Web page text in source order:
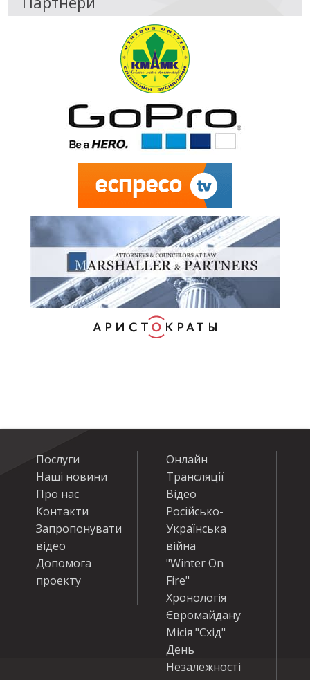
Послуги
Наші новини
Про нас
Контакти
Запропонувати
відео
Допомога
проекту
Онлайн
Трансляції
Відео
Російсько-
Українська
війна
"Winter On
Fire"
Хронологія
Євромайдану
Місія "Схід"
День
Незалежності